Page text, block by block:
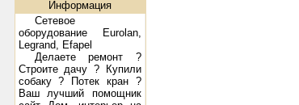
Ламповый усилитель XD8502AIII: 300B, 2х9 Вт
Информация
Сетевое
оборудование Eurolan,
Legrand, Efapel
Делаете ремонт ?
Строите дачу ? Купили
собаку ? Потек кран ?
Ваш лучший помощник